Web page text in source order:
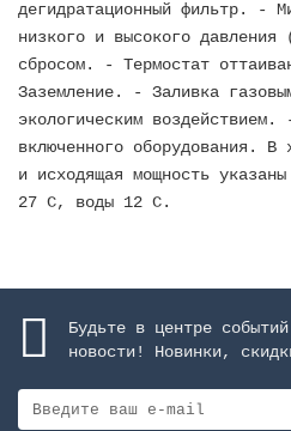
дегидратационный фильтр. -
низкого и высокого давления
сбросом. - Термостат
Заземление. - Заливка
экологическим
включенного оборудования. В
и исходящая мощность
27 C, воды 12 C.
Будьте в центре
новости! Новинки,